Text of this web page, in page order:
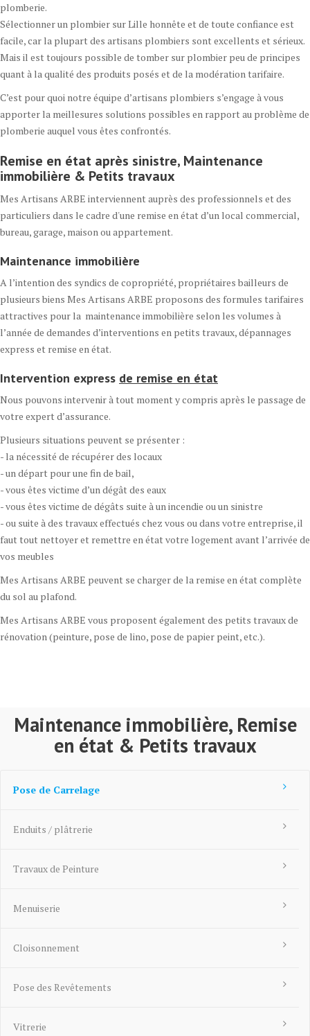
plomberie.
Sélectionner un plombier sur Lille honnête et de toute confiance est
facile, car la plupart des artisans plombiers sont excellents et sérieux.
Mais il est toujours possible de tomber sur plombier peu de principes
quant à la qualité des produits posés et de la modération tarifaire.
C’est pour quoi notre équipe d’artisans plombiers s’engage à vous
apporter la meillesures solutions possibles en rapport au problème de
plomberie auquel vous êtes confrontés.
Remise en état après sinistre, Maintenance
immobilière & Petits travaux
Mes Artisans ARBE interviennent auprès des professionnels et des
particuliers dans le cadre d'une remise en état d’un local commercial,
bureau, garage, maison ou appartement.
Maintenance immobilière
A l’intention des syndics de copropriété, propriétaires bailleurs de
plusieurs biens Mes Artisans ARBE proposons des formules tarifaires
attractives pour la maintenance immobilière selon les volumes à
l’année de demandes d’interventions en petits travaux, dépannages
express et remise en état.
Intervention express de remise en état
Nous pouvons intervenir à tout moment y compris après le passage de
votre expert d’assurance.
Plusieurs situations peuvent se présenter :
- la nécessité de récupérer des locaux
- un départ pour une fin de bail,
- vous êtes victime d’un dégât des eaux
- vous êtes victime de dégâts suite à un incendie ou un sinistre
- ou suite à des travaux effectués chez vous ou dans votre entreprise, il
faut tout nettoyer et remettre en état votre logement avant l’arrivée de
vos meubles
Mes Artisans ARBE peuvent se charger de la remise en état complète
du sol au plafond.
Mes Artisans ARBE vous proposent également des petits travaux de
rénovation (peinture, pose de lino, pose de papier peint, etc.).
Maintenance immobilière, Remise
en état & Petits travaux
Pose de Carrelage
Enduits / plâtrerie
Travaux de Peinture
Menuiserie
Cloisonnement
Pose des Revêtements
Vitrerie